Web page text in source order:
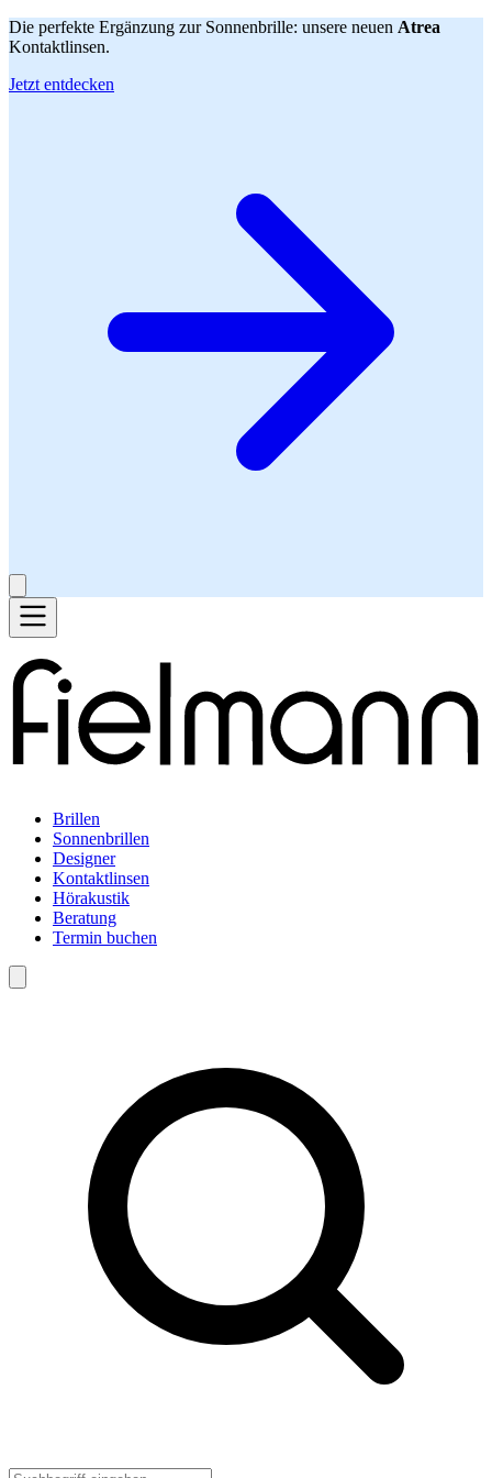
Die perfekte Ergänzung zur Sonnenbrille: unsere neuen Atrea
Kontaktlinsen.
Jetzt entdecken
Brillen
Sonnenbrillen
Designer
Kontaktlinsen
Hörakustik
Beratung
Termin buchen